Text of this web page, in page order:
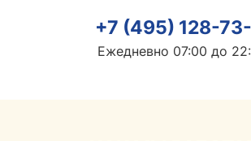
+7 (495) 128-73-
Ежедневно 07:00 до